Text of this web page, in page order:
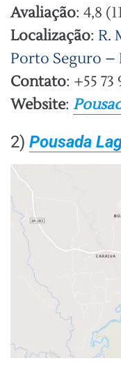
Avaliação: 4,8
Localização: R.
Porto Seguro –
Contato: +55 73
Website:
2) Pousada